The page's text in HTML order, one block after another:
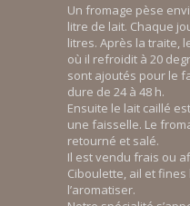
Un fromage pèse
litre de lait. Chaque
litres. Après la traite,
où il refroidit à 20
sont ajoutés pour le
dure de 24 à 48 h.
Ensuite le lait caillé
une faisselle. Le
retourné et salé.
Il est vendu frais ou
Ciboulette, ail et
l’aromatiser.